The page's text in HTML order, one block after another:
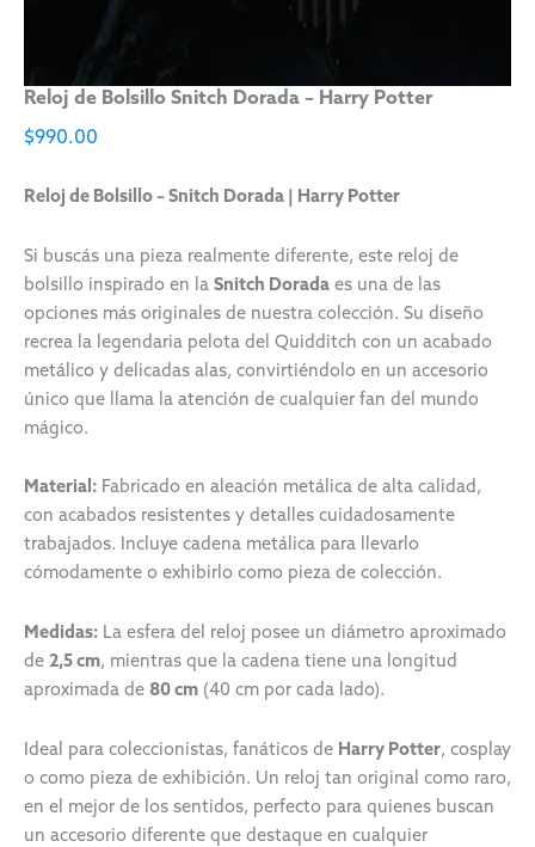
Reloj de Bolsillo Snitch Dorada – Harry Potter
$990.00
Reloj de Bolsillo – Snitch Dorada | Harry Potter
Si buscás una pieza realmente diferente, este reloj de
bolsillo inspirado en la Snitch Dorada es una de las
opciones más originales de nuestra colección. Su diseño
recrea la legendaria pelota del Quidditch con un acabado
metálico y delicadas alas, convirtiéndolo en un accesorio
único que llama la atención de cualquier fan del mundo
mágico.
Material: Fabricado en aleación metálica de alta calidad,
con acabados resistentes y detalles cuidadosamente
trabajados. Incluye cadena metálica para llevarlo
cómodamente o exhibirlo como pieza de colección.
Medidas: La esfera del reloj posee un diámetro aproximado
de 2,5 cm, mientras que la cadena tiene una longitud
aproximada de 80 cm (40 cm por cada lado).
Ideal para coleccionistas, fanáticos de Harry Potter, cosplay
o como pieza de exhibición. Un reloj tan original como raro,
en el mejor de los sentidos, perfecto para quienes buscan
un accesorio diferente que destaque en cualquier